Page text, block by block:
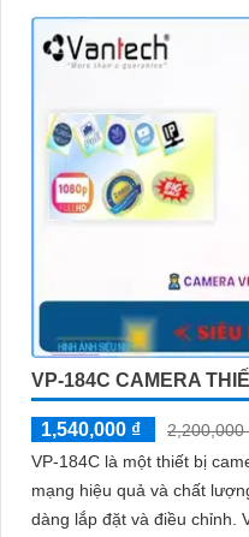
VP-184C CAMERA
1,540,000 ₫
2,200,000
VP-184C là một thiết bị
mạng hiệu quả và chất lượng. Với thiết kế nhỏ gọn, nó
dàng lắp đặt và điều chỉnh. VP-184C có tính năng xoay 360